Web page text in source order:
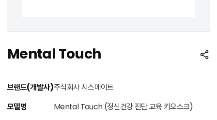
Mental Touch
브랜드(개발사)주식회사 시스메이트
모델명
Mental Touch (정신건강 진단 교육 키오스크)